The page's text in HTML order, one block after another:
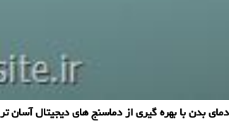
بدن با بهره گیری از دماسنج های دیجیتال